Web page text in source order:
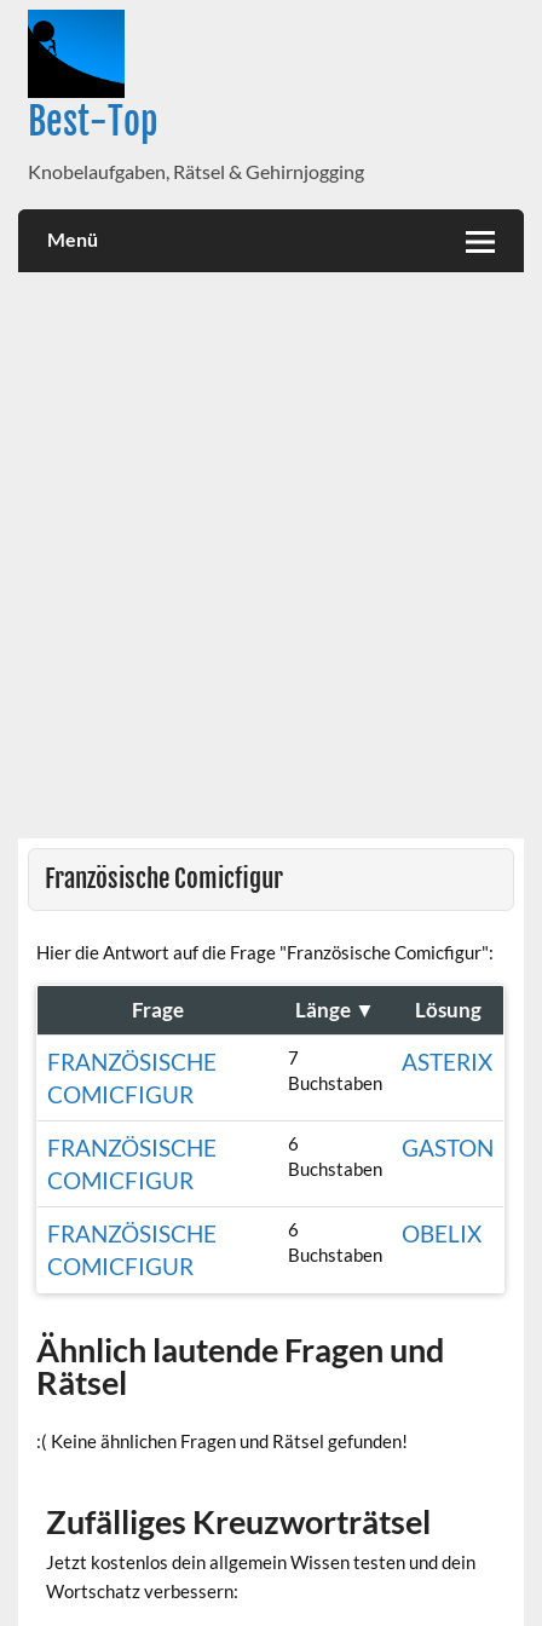
Best-Top
Knobelaufgaben, Rätsel & Gehirnjogging
Menü
Französische Comicfigur
Hier die Antwort auf die Frage "Französische Comicfigur":
Frage Länge ▼ Lösung
FRANZÖSISCHE
COMICFIGUR
7
Buchstaben
ASTERIX
FRANZÖSISCHE
COMICFIGUR
6
Buchstaben
GASTON
FRANZÖSISCHE
COMICFIGUR
6
Buchstaben
OBELIX
Ähnlich lautende Fragen und
Rätsel
:( Keine ähnlichen Fragen und Rätsel gefunden!
Zufälliges Kreuzworträtsel
Jetzt kostenlos dein allgemein Wissen testen und dein
Wortschatz verbessern: